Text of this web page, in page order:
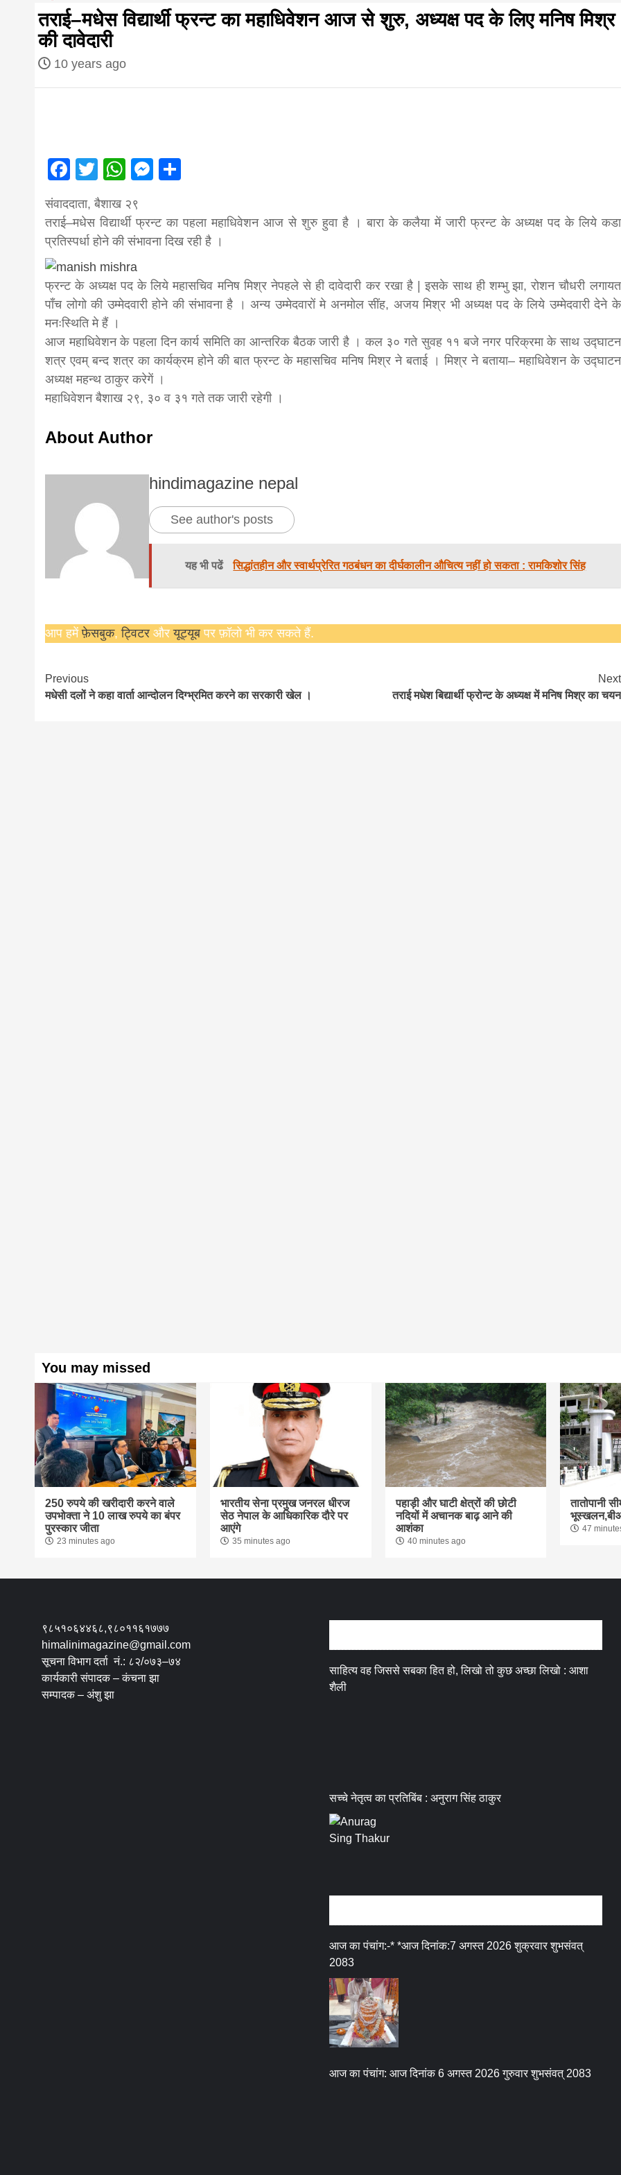
first hindi
magazine of
news in hindi
from
Nepal,madhesh
news,financial
news,loan,bank
news, madhesh
khabar
तराई–मधेस विद्यार्थी फ्रन्ट का महाधिवेशन आज से शुरु, अध्यक्ष पद के लिए मनिष मिश्र
की दावेदारी
10 years ago
Facebook
TwitterWhatsApp
Messenger
संवाददाता, बैशाख २९
तराई–मधेस विद्यार्थी फ्रन्ट का पहला महाधिवेशन आज से शुरु हुवा है । बारा के कलैया में जारी फ्रन्ट के अध्यक्ष पद के लिये कडा
प्रतिस्पर्धा होने की संभावना दिख रही है ।
फ्रन्ट के अध्यक्ष पद के लिये महासचिव मनिष मिश्र नेपहले से ही दावेदारी कर रखा है | इसके साथ ही शम्भु झा, रोशन चौधरी लगायत
पाँच लोगो की उम्मेदवारी होने की संभावना है । अन्य उम्मेदवारों मे अनमोल सींह, अजय मिश्र भी अध्यक्ष पद के लिये उम्मेदवारी देने के
मनःस्थिति मे हैं ।
आज महाधिवेशन के पहला दिन कार्य समिति का आन्तरिक बैठक जारी है । कल ३० गते सुवह ११ बजे नगर परिक्रमा के साथ उद्घाटन
शत्र एवम् बन्द शत्र का कार्यक्रम होने की बात फ्रन्ट के महासचिव मनिष मिश्र ने बताई । मिश्र ने बताया– महाधिवेशन के उद्घाटन
अध्यक्ष महन्थ ठाकुर करेगें ।
महाधिवेशन बैशाख २९, ३० व ३१ गते तक जारी रहेगी ।
About Author
hindimagazine nepal
See author's posts
यह भी पढें सिद्धांतहीन और स्वार्थप्रेरित गठबंधन का दीर्घकालीन औचित्य नहीं हो सकता : रामकिशोर सिंह
आप हमेंफ़ेसबुक,ट्विटरऔरयूट्यूब पर फ़ॉलो भी कर सकते हैं.
Continue
Reading
Previous
मधेसी दलों ने कहा वार्ता आन्दोलन दिग्भ्रमित करने का सरकारी खेल ।
Next
तराई मधेश बिद्यार्थी फ्रोन्ट के अध्यक्ष में मनिष मिश्र का चयन
You may missed
250 रुपये की खरीदारी करने वाले
उपभोक्ता ने 10 लाख रुपये का बंपर
पुरस्कार जीता
23 minutes ago
भारतीय सेना प्रमुख जनरल धीरज
सेठ नेपाल के आधिकारिक दौरे पर
आएंगे
35 minutes ago
पहाड़ी और घाटी क्षेत्रों की छोटी
नदियों में अचानक बाढ़ आने की
आशंका
40 minutes ago
तातोपानी
47
९८५१०६४४६८,९८०११६१७७७
himalinimagazine@gmail.com
सूचना विभाग दर्ता नं.: ८२/०७३–७४
कार्यकारी संपादक – कंचना झा
सम्पादक – अंशु झा
साहित्य वह जिससे सबका हित हो, लिखो तो कुछ अच्छा लिखो : आशा
शैली
सच्चे नेतृत्व का प्रतिबिंब : अनुराग सिंह ठाकुर
आज का पंचांग:-* *आज दिनांक:7 अगस्त 2026 शुक्रवार शुभसंवत्
2083
आज का पंचांग: आज दिनांक 6 अगस्त 2026 गुरुवार शुभसंवत् 2083